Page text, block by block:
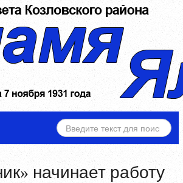
ИСКАТЬ...
начинает работу